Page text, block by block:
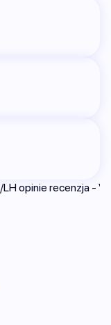
LH opinie recenzja -